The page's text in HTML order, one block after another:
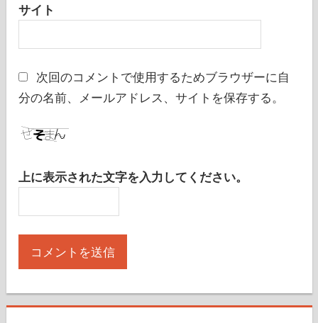
サイト
次回のコメントで使用するためブラウザーに自
分の名前、メールアドレス、サイトを保存する。
上に表示された文字を入力してください。